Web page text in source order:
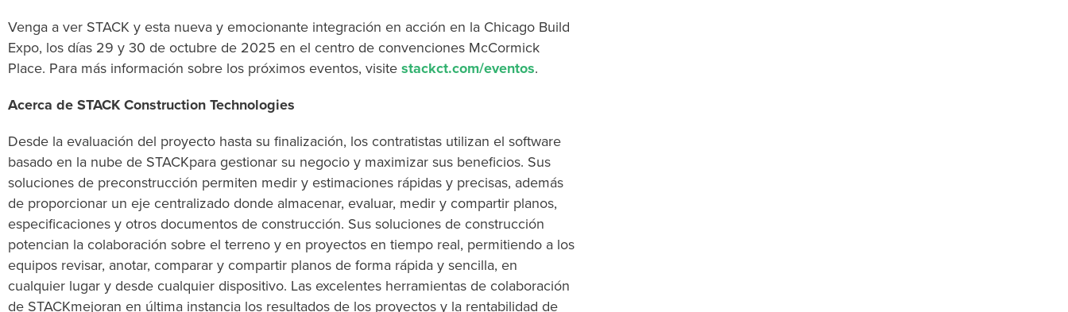
Venga a ver STACK y esta nueva y emocionante integración en acción en la Chicago Build
Expo, los días 29 y 30 de octubre de 2025 en el centro de convenciones McCormick
Place. Para más información sobre los próximos eventos, visite stackct.com/eventos.
Acerca de STACK Construction Technologies
Desde la evaluación del proyecto hasta su finalización, los contratistas utilizan el software
basado en la nube de STACKpara gestionar su negocio y maximizar sus beneficios. Sus
soluciones de preconstrucción permiten medir y estimaciones rápidas y precisas, además
de proporcionar un eje centralizado donde almacenar, evaluar, medir y compartir planos,
especificaciones y otros documentos de construcción. Sus soluciones de construcción
potencian la colaboración sobre el terreno y en proyectos en tiempo real, permitiendo a los
equipos revisar, anotar, comparar y compartir planos de forma rápida y sencilla, en
cualquier lugar y desde cualquier dispositivo. Las excelentes herramientas de colaboración
de STACKmejoran en última instancia los resultados de los proyectos y la rentabilidad de